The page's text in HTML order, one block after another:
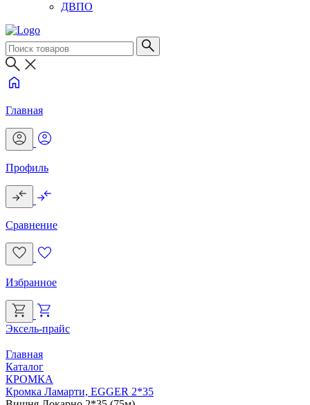
ДВПО
Главная
Профиль
Сравнение
Избранное
Эксель-прайс
Главная
Каталог
КРОМКА
Кромка Ламарти, EGGER 2*35